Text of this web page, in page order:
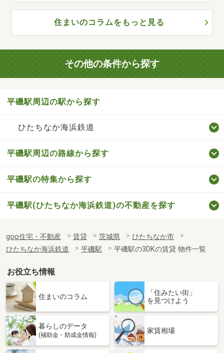
住まいのコラムをもっと見る
その他の条件から探す
平磯駅周辺の駅から探す
ひたちなか海浜鉄道
平磯駅周辺の路線から探す
平磯駅の特集から探す
平磯駅(ひたちなか海浜鉄道)の不動産を探す
goo住宅・不動産 賃貸 茨城県
ひたちなか市
ひたちなか海浜鉄道
平磯駅 平磯駅の3DKの賃貸 物件一覧
お役立ち情報
住まいのコラム
「住みたい街」
を見つけよう
暮らしのデータ
(補助金・助成金情報)
家賃相場